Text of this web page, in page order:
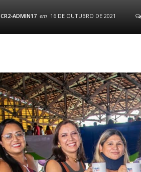
CR2-ADMIN17 em 16 DE OUTUBRO DE 2021